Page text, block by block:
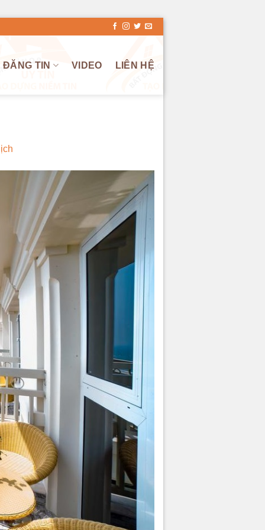
ĐĂNG TIN VIDEO LIÊN HỆ